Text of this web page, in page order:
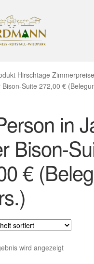
Hirschtage Zimmerpreise
Suite 272,00 €
in
Bison-
€
wird angezeigt